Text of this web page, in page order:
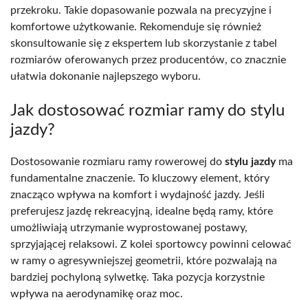
przekroku. Takie dopasowanie pozwala na precyzyjne i
komfortowe użytkowanie. Rekomenduje się również
skonsultowanie się z ekspertem lub skorzystanie z tabel
rozmiarów oferowanych przez producentów, co znacznie
ułatwia dokonanie najlepszego wyboru.
Jak dostosować rozmiar ramy do stylu
jazdy?
Dostosowanie rozmiaru ramy rowerowej do stylu jazdyma
fundamentalne znaczenie. To kluczowy element, który
znacząco wpływa na komfort i wydajność jazdy. Jeśli
preferujesz jazdę rekreacyjną, idealne będą ramy, które
umożliwiają utrzymanie wyprostowanej postawy,
sprzyjającej relaksowi. Z kolei sportowcy powinni celować
w ramy o agresywniejszej geometrii, które pozwalają na
bardziej pochyloną sylwetkę. Taka pozycja korzystnie
wpływa na aerodynamikę oraz moc.